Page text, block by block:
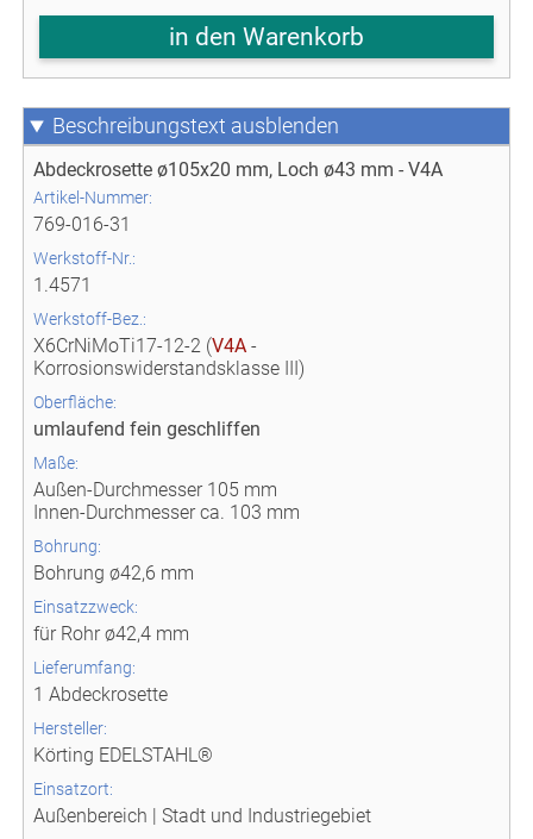
in den Warenkorb
Beschreibungstext
Abdeckrosette ø105x20 mm, Loch ø43 mm - V4A
Artikel-Nummer:
769-016-31
Werkstoff-Nr.:
1.4571
Werkstoff-Bez.:
X6CrNiMoTi17-12-2 (V4A -
Korrosionswiderstandsklasse III)
Oberfläche:
umlaufend fein geschliffen
Maße:
Außen-Durchmesser 105 mm
Innen-Durchmesser ca. 103 mm
Bohrung:
Bohrung ø42,6 mm
Einsatzzweck:
für Rohr ø42,4 mm
Lieferumfang:
1 Abdeckrosette
Hersteller:
Körting EDELSTAHL®
Einsatzort:
Außenbereich | Stadt und Industriegebiet